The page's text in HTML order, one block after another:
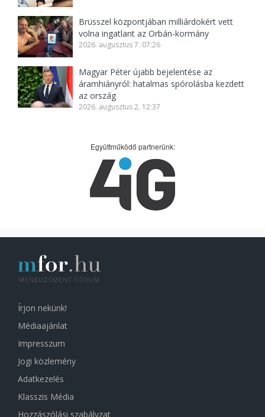
Brüsszel központjában milliárdokért vett
volna ingatlant az Orbán-kormány
2026. augusztus 7. 07:26
Magyar Péter újabb bejelentése az
áramhiányról: hatalmas spórolásba kezdett
az ország
2026. augusztus 2. 12:37
Együttműködő partnerünk:
Írjon nekünk!
Médiaajánlat
Impresszum
Jogi közlemény
Adatkezelés
Klasszis Média
Hozzászólási szabályzat